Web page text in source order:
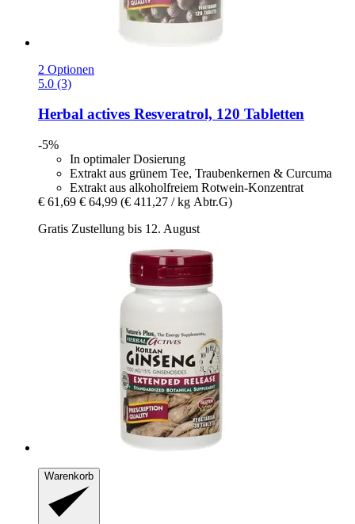
2 Optionen
5.0 (3)
Herbal actives Resveratrol, 120 Tabletten
-5%
In optimaler Dosierung
Extrakt aus grünem Tee, Traubenkernen & Curcuma
Extrakt aus alkoholfreiem Rotwein-Konzentrat
€ 61,69 € 64,99 (€ 411,27 / kg Abtr.G)
Gratis Zustellung bis 12. August
Warenkorb